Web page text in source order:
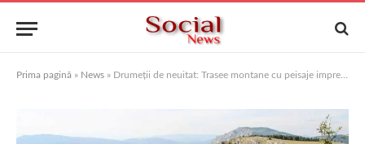
Prima pagină » News » Drumeții de neuitat: Trasee montane cu peisaje impresionante în România